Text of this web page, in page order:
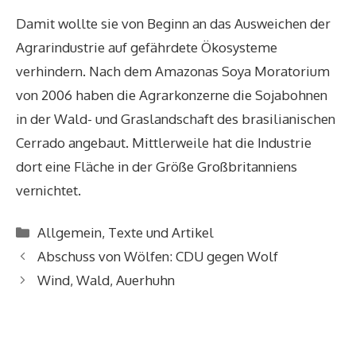
Damit wollte sie von Beginn an das Ausweichen der
Agrarindustrie auf gefährdete Ökosysteme
verhindern. Nach dem Amazonas Soya Moratorium
von 2006 haben die Agrarkonzerne die Sojabohnen
in der Wald- und Graslandschaft des brasilianischen
Cerrado angebaut. Mittlerweile hat die Industrie
dort eine Fläche in der Größe Großbritanniens
vernichtet.
Kategorien
Allgemein, Texte und Artikel
Abschuss von Wölfen: CDU gegen Wolf
Wind, Wald, Auerhuhn